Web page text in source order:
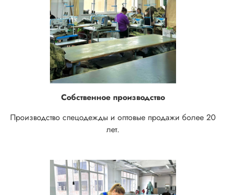
Собственное производство
Производство спецодежды и оптовые продажи более 20
лет.